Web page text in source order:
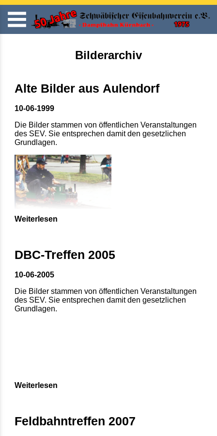
Bilderarchiv
Alte Bilder aus Aulendorf
10-06-1999
Die Bilder stammen von öffentlichen Veranstaltungen
des SEV. Sie entsprechen damit den gesetzlichen
Grundlagen.
Weiterlesen
DBC-Treffen 2005
10-06-2005
Die Bilder stammen von öffentlichen Veranstaltungen
des SEV. Sie entsprechen damit den gesetzlichen
Grundlagen.
Weiterlesen
Feldbahntreffen 2007